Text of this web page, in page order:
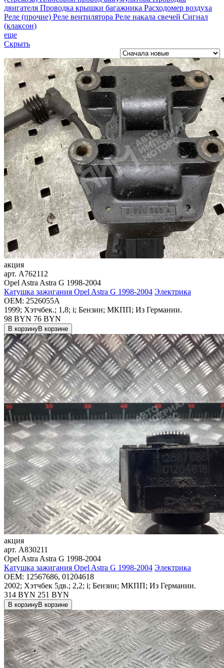
двигателя Проводка крышки багажника Расходомер воздуха
Реле (прочие) Реле вентилятора Реле накала свечей Сигнал
(клаксон)
еще
Скрыть
акция
арт. A762112
Opel Astra Astra G 1998-2004
Катушка зажигания Opel Astra G 1998-2004 Электрика
OEM: 2526055A
1999; Хэтчбек.; 1,8; i; Бензин; МКПП; Из Германии.
98 BYN 76 BYN
В корзинуВ корзине
акция
арт. A830211
Opel Astra Astra G 1998-2004
Катушка зажигания Opel Astra G 1998-2004 Электрика
OEM: 12567686, 01204618
2002; Хэтчбек 5дв.; 2,2; i; Бензин; МКПП; Из Германии.
314 BYN 251 BYN
В корзинуВ корзине